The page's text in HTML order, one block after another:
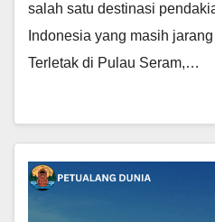
salah satu destinasi
Indonesia yang masih
Terletak di Pulau Seram,…